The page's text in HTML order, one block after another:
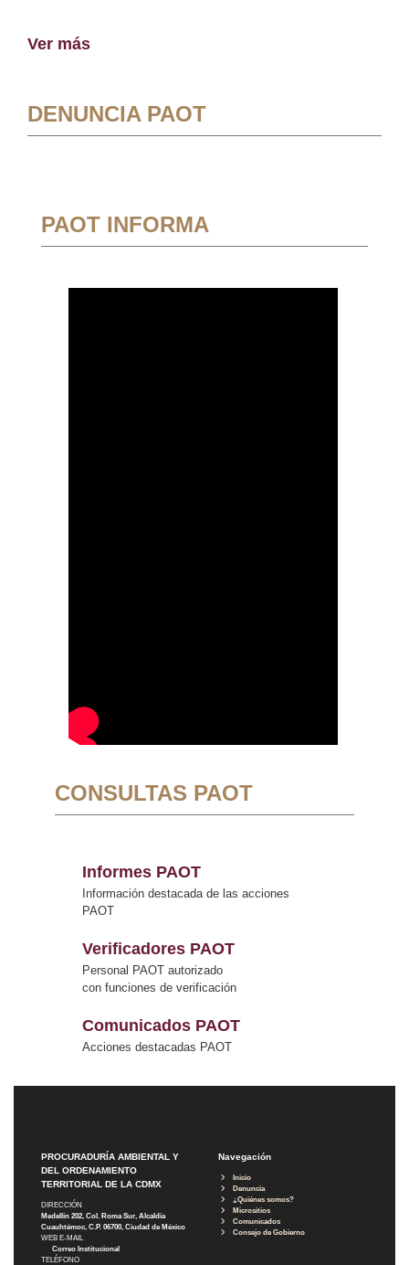
Ver más
DENUNCIA PAOT
PAOT INFORMA
CONSULTAS PAOT
Informes PAOT
Información destacada de las acciones
PAOT
Verificadores PAOT
Personal PAOT autorizado
con funciones de verificación
Comunicados PAOT
Acciones destacadas PAOT
PROCURADURÍA AMBIENTAL Y
DEL ORDENAMIENTO
TERRITORIAL DE LA CDMX
DIRECCIÓN
Medellín 202, Col. Roma Sur, Alcaldía
Cuauhtémoc, C.P. 06700, Ciudad de México
WEB E-MAIL
Correo Institucional
TELÉFONO
Navegación
Inicio
Denuncia
¿Quiénes somos?
Micrositios
Comunicados
Consejo de Gobierno